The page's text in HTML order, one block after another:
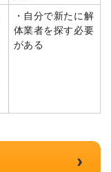
・自分で新たに解
体業者を探す必要
がある
›